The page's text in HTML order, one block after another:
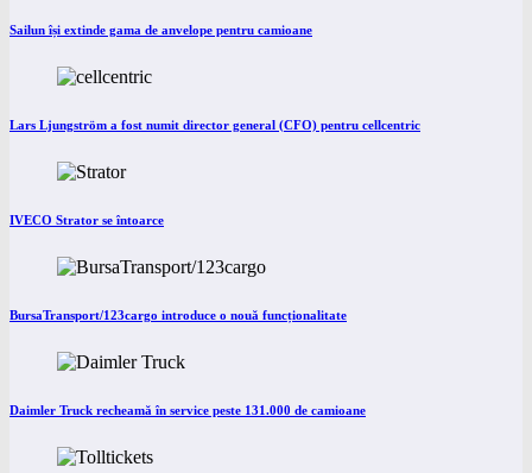
Sailun își extinde gama de anvelope pentru camioane
Lars Ljungström a fost numit director general (CFO) pentru cellcentric
IVECO Strator se întoarce
BursaTransport/123cargo introduce o nouă funcționalitate
Daimler Truck recheamă în service peste 131.000 de camioane